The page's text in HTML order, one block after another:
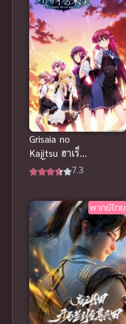
Grisaia no
Kajitsu ฮาเร็ม
ในรั้วโรงเรียน
7.3
พากย์ไทย